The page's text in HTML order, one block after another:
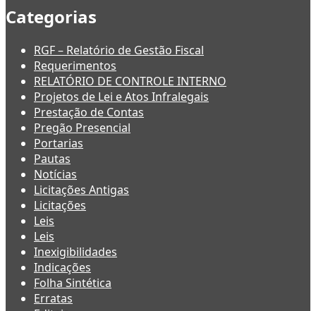
Categorias
RGF – Relatório de Gestão Fiscal
Requerimentos
RELATÓRIO DE CONTROLE INTERNO
Projetos de Lei e Atos Infralegais
Prestação de Contas
Pregão Presencial
Portarias
Pautas
Notícias
Licitações Antigas
Licitações
Leis
Leis
Inexigibilidades
Indicações
Folha Sintética
Erratas